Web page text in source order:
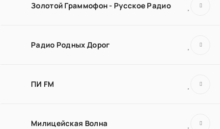
Золотой Граммофон - Русское Радио
Радио Родных Дорог
ПИ FM
Милицейская Волна